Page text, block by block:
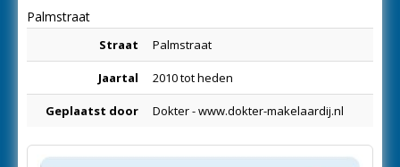
Palmstraat
Straat Palmstraat
Jaartal 2010 tot heden
Geplaatst door Dokter - www.dokter-makelaardij.nl